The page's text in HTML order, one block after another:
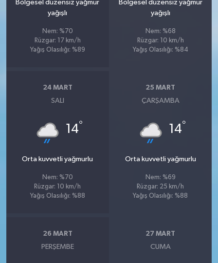
Bölgesel düzensiz yağmur
yağışlı
Nem: %70
Rüzgar: 17 km/h
Yağış Olasılığı: %89
Bölgesel düzensiz yağmur
yağışlı
Nem: %68
Rüzgar: 10 km/h
Yağış Olasılığı: %84
24 MART
SALI
14°
Orta kuvvetli yağmurlu
Nem: %70
Rüzgar: 10 km/h
Yağış Olasılığı: %88
25 MART
ÇARŞAMBA
14°
Orta kuvvetli yağmurlu
Nem: %69
Rüzgar: 25 km/h
Yağış Olasılığı: %88
26 MART
PERŞEMBE
27 MART
CUMA